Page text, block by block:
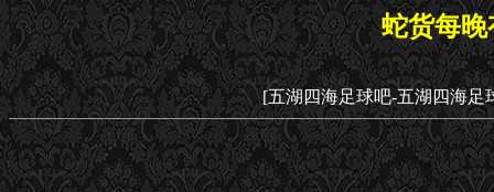
蛇货每
[五湖四海足球吧-五湖四海足